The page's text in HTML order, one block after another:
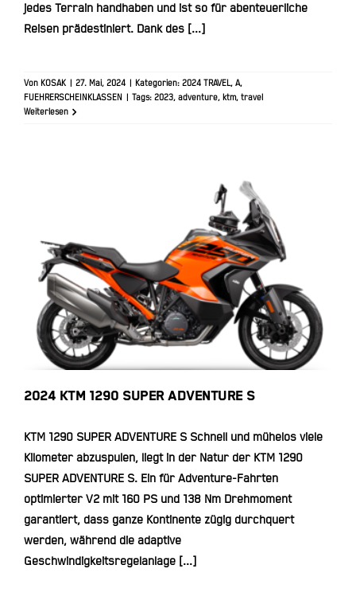
jedes Terrain handhaben und ist so für abenteuerliche
Reisen prädestiniert. Dank des [...]
Von KOSAK 27. Mai, 2024 Kategorien: 2024 TRAVEL, A,
FUEHRERSCHEINKLASSEN
Tags: 2023, adventure, ktm, travel
Weiterlesen
2024 KTM 1290 SUPER ADVENTURE
S
2024 KTM 1290 SUPER ADVENTURE S
KTM 1290 SUPER ADVENTURE S Schnell und mühelos viele
Kilometer abzuspulen, liegt in der Natur der KTM 1290
SUPER ADVENTURE S. Ein für Adventure-Fahrten
optimierter V2 mit 160 PS und 138 Nm Drehmoment
garantiert, dass ganze Kontinente zügig durchquert
werden, während die adaptive
Geschwindigkeitsregelanlage [...]